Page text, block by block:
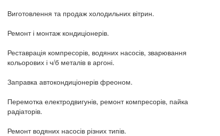
Виготовлення та продаж холодильних вітрин.
Ремонт і монтаж кондиціонерів.
Реставрація компресорів, водяних насосів, зварювання
кольорових і ч/б металів в аргоні.
Заправка автокондиціонерів фреоном.
Перемотка електродвигунів, ремонт компресорів, пайка
радіаторів.
Ремонт водяних насосів різних типів.